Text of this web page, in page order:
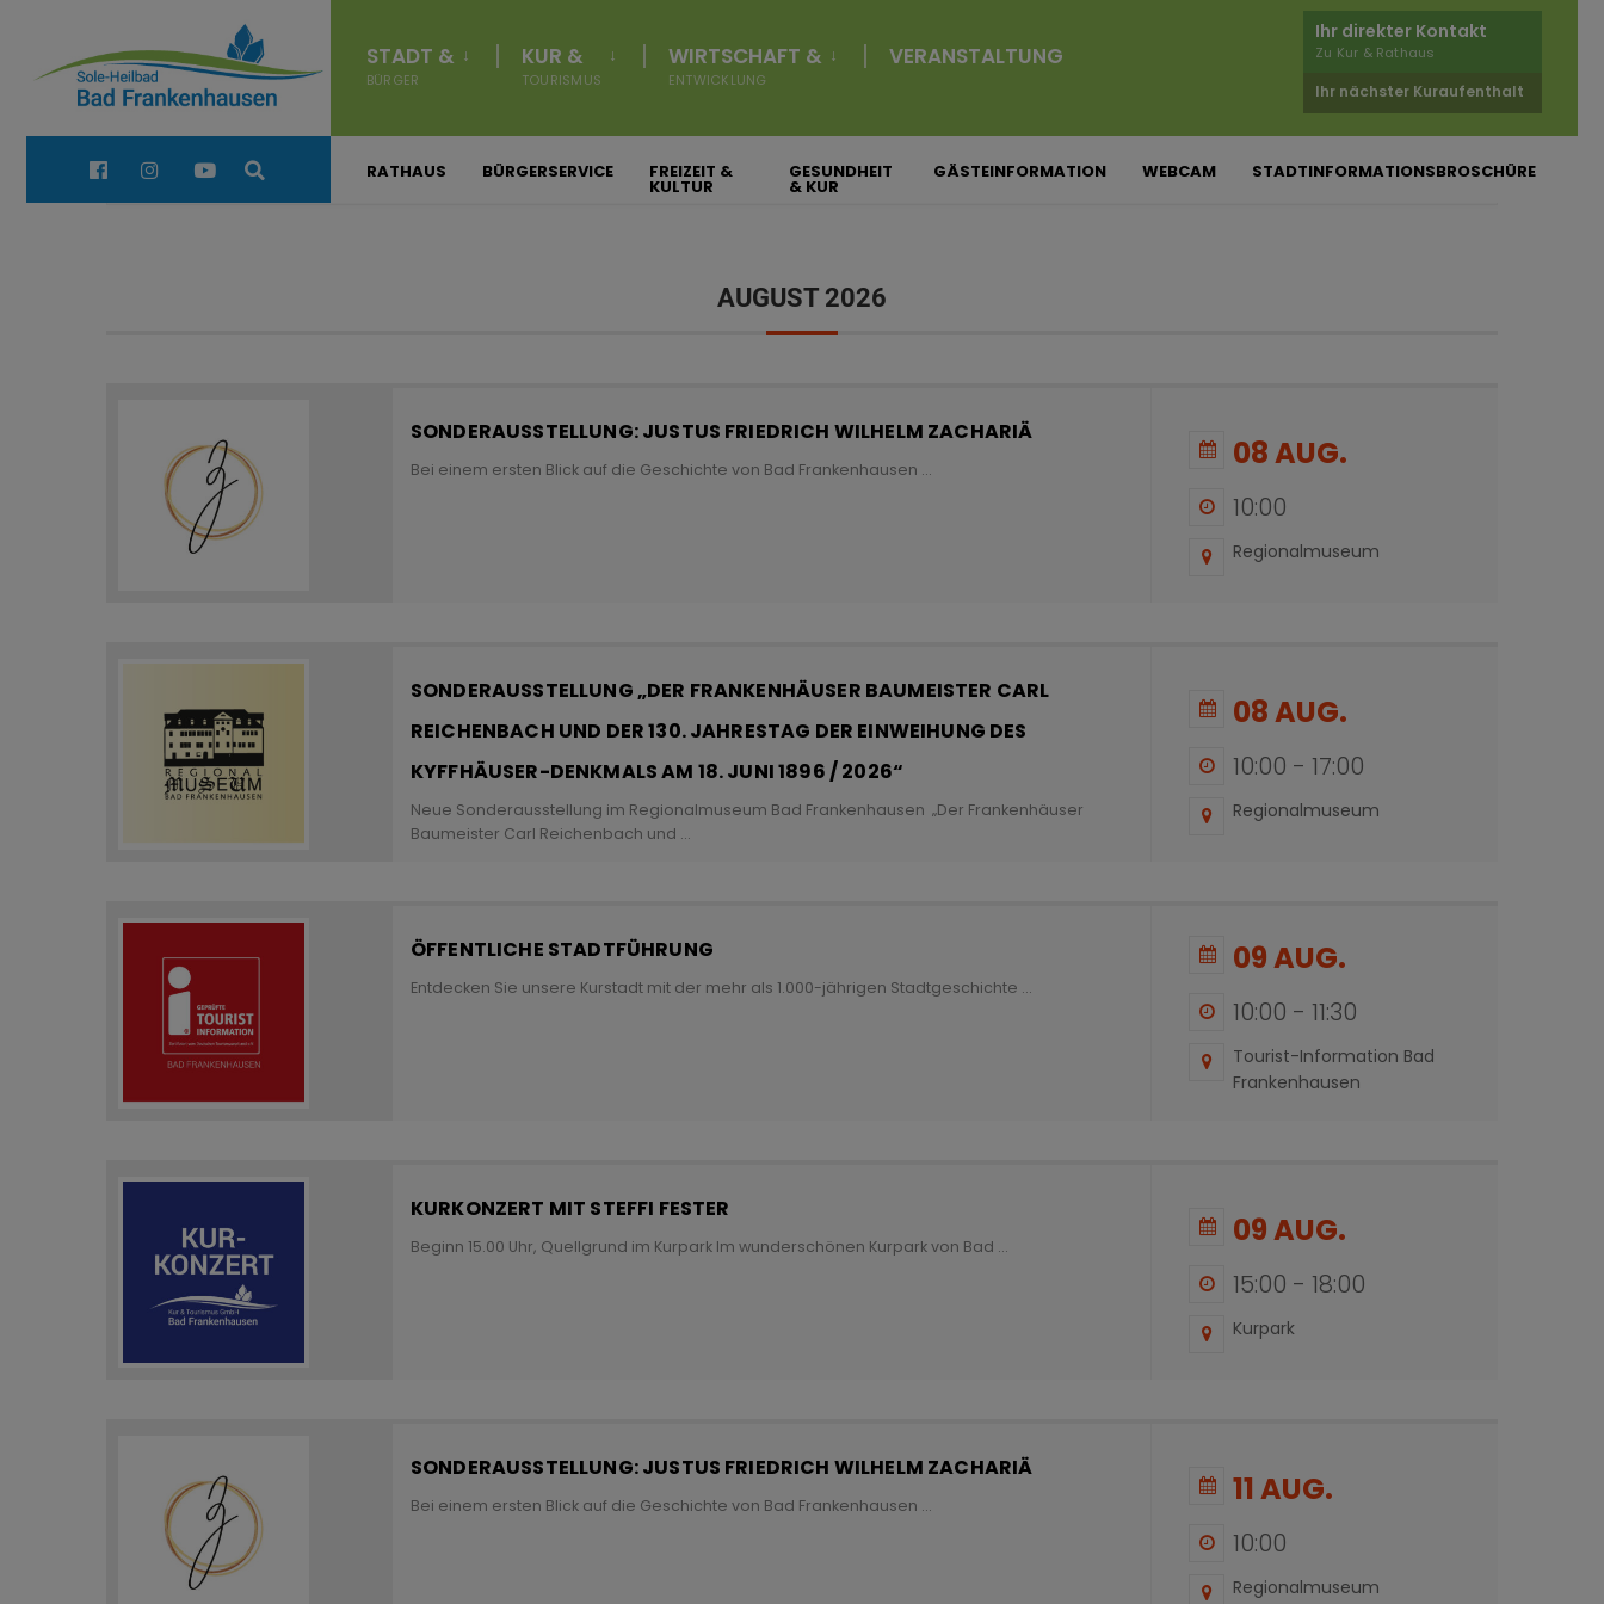
überspringen
STADT &
BÜRGER
KUR &
TOURISMUS
WIRTSCHAFT &
ENTWICKLUNG
VERANSTALTUNG
Ihr direkter Kontakt
Zu Kur & Rathaus
Ihr nächster Kuraufenthalt
Quick Links: RATHAUS BÜRGERSERVICE FREIZEIT &
KULTUR
GESUNDHEIT
& KUR
GÄSTEINFORMATION WEBCAM STADTINFORMATIONSBROSCHÜRE
TÄGLICH
AUGUST 2026
SONDERAUSSTELLUNG: JUSTUS FRIEDRICH WILHELM ZACHARIÄ
Bei einem ersten Blick auf die Geschichte von Bad Frankenhausen ... 08 AUG.
10:00
Regionalmuseum
SONDERAUSSTELLUNG „DER FRANKENHÄUSER BAUMEISTER CARL
REICHENBACH UND DER 130. JAHRESTAG DER EINWEIHUNG DES
KYFFHÄUSER-DENKMALS AM 18. JUNI 1896 / 2026“
Neue Sonderausstellung im Regionalmuseum Bad Frankenhausen „Der Frankenhäuser
Baumeister Carl Reichenbach und ...
08 AUG.
10:00 - 17:00
Regionalmuseum
ÖFFENTLICHE STADTFÜHRUNG
Entdecken Sie unsere Kurstadt mit der mehr als 1.000-jährigen Stadtgeschichte ...
09 AUG.
10:00 - 11:30
Tourist-Information Bad
Frankenhausen
KURKONZERT MIT STEFFI FESTER
Beginn 15.00 Uhr, Quellgrund im Kurpark Im wunderschönen Kurpark von Bad ... 09 AUG.
15:00 - 18:00
Kurpark
SONDERAUSSTELLUNG: JUSTUS FRIEDRICH WILHELM ZACHARIÄ
Bei einem ersten Blick auf die Geschichte von Bad Frankenhausen ... 11 AUG.
10:00
Regionalmuseum